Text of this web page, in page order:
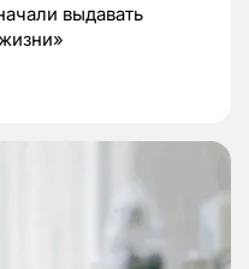
выдавать